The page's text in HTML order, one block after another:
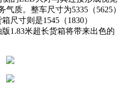
质。整车尺寸为5335（5625）
尺寸则是1545（1830）
1.83米超长货箱将带来出色的